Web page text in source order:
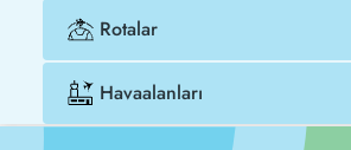
Rotalar
Havaalanları